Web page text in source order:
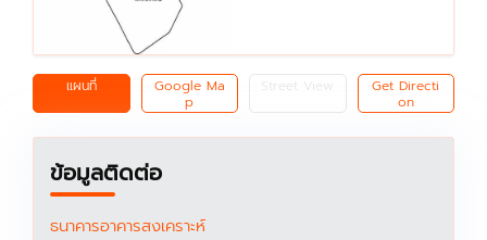
แผนที่
Google Ma
p
Street View
Get Directi
on
ข้อมูลติดต่อ
ธนาคารอาคารสงเคราะห์